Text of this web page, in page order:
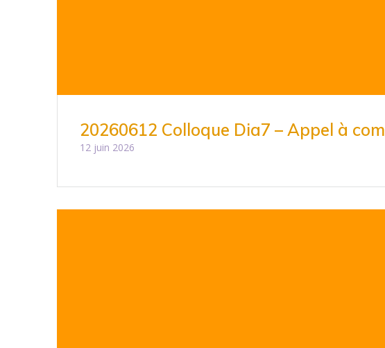
20260612 Colloque Dia7 – Appel à com
12 juin 2026